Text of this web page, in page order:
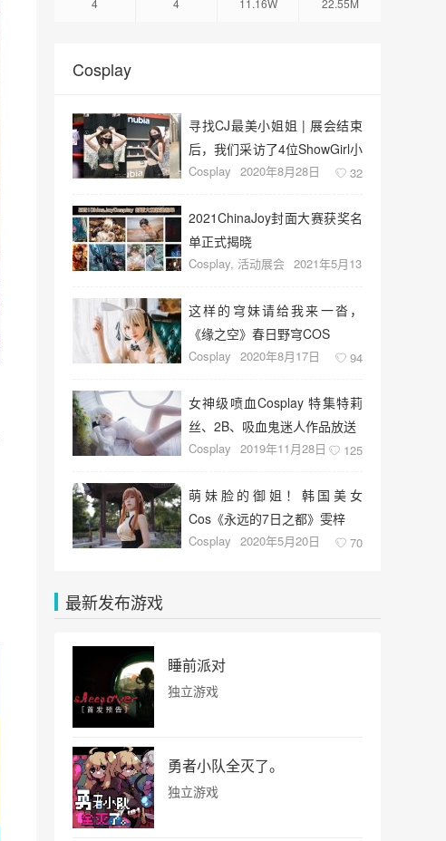
4 4 11.16W 22.55M
Cosplay
寻找CJ最美小姐姐 | 展会结束
后，我们采访了4位ShowGirl小
姐姐
Cosplay 2020年8月28日 32
2021ChinaJoy封面大赛获奖名
单正式揭晓
Cosplay, 活动展会 2021年5月13
这样的穹妹请给我来一沓，
《缘之空》春日野穹COS
Cosplay 2020年8月17日 94
女神级喷血Cosplay 特集特莉
丝、2B、吸血鬼迷人作品放送
Cosplay 2019年11月28日 125
萌妹脸的御姐！韩国美女
Cos《永远的7日之都》雯梓
Cosplay 2020年5月20日 70
最新发布游戏
睡前派对
独立游戏
勇者小队全灭了。
独立游戏